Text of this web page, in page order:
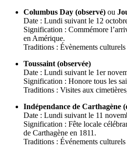
Columbus Day (observé) ou
Date : Lundi suivant le 12
Signification : Commémore
en Amérique.
Traditions : Évènements culturels
Toussaint (observée)
Date : Lundi suivant le 1er
Signification : Honore tous les
Traditions : Visites aux
Indépendance de Carthagène
Date : Lundi suivant le 11
Signification : Fête locale
de Carthagène en 1811.
Traditions : Événements